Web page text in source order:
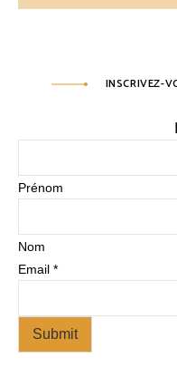
INSCRIVEZ-
Prénom
Nom
Email *
Submit